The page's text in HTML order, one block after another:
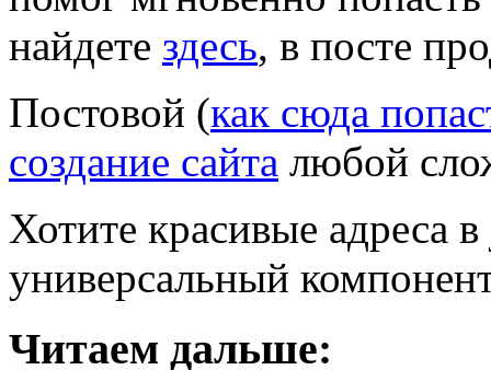
найдете здесь, в посте
Постовой (как сюда
создание сайта любой
Хотите красивые адреса
универсальный
Читаем дальше: